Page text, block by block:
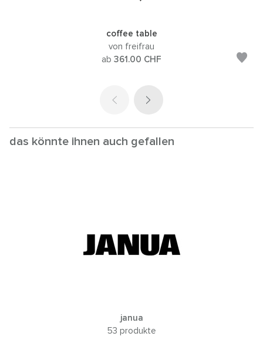
coffee table
von freifrau
ab 361.00 CHF
das könnte ihnen auch gefallen
janua
53 produkte